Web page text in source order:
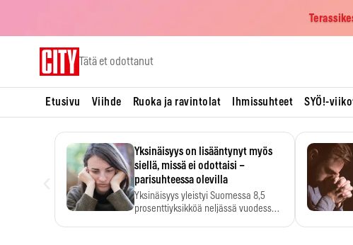
Tätä et odottanut
Etusivu Viihde Ruoka ja ravintolat Ihmissuhteet SYÖ!-
Yksinäisyys on lisääntynyt myös
siellä, missä ei odottaisi –
parisuhteessa olevilla
Yksinäisyys yleistyi Suomessa 8,5
prosenttiyksikköä neljässä vuodessa.